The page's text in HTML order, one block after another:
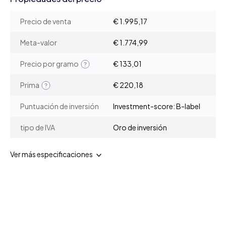
Precio de venta € 1.995,17
Meta-valor € 1.774,99
Precio por gramo € 133,01
Prima € 220,18
Puntuación de inversión Investment-score: B-label
tipo de IVA Oro de inversión
Ver más especificaciones